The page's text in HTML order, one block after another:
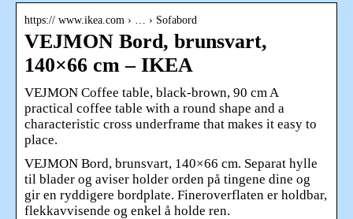
https:// www.ikea.com › … › Sofabord
VEJMON Bord, brunsvart,
140×66 cm – IKEA
VEJMON Coffee table, black-brown, 90 cm A
practical coffee table with a round shape and a
characteristic cross underframe that makes it easy to
place.
VEJMON Bord, brunsvart, 140×66 cm. Separat hylle
til blader og aviser holder orden på tingene dine og
gir en ryddigere bordplate. Fineroverflaten er holdbar,
flekkavvisende og enkel å holde ren.